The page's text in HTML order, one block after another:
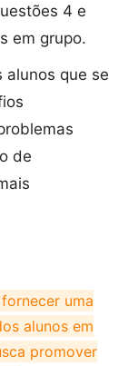
4 e
em grupo.
alunos que se
de
uma
alunos em
promover